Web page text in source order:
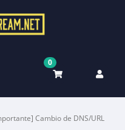
0
Cambio de DNS/URL